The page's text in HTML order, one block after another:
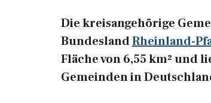
Die kreisangehörige
BundeslandRheinland-
Fläche von 6,55 km² und
Gemeinden in